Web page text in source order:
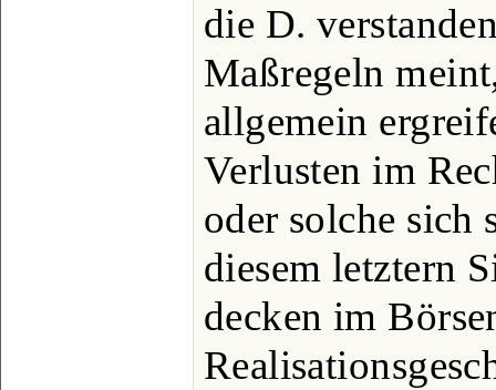
die D.
Maßregeln
allgemein
Verlusten im
oder solche sich
diesem letztern
decken im